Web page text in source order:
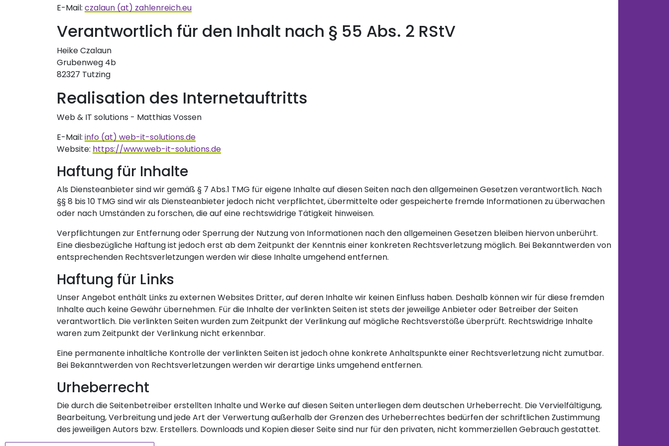
E-Mail: czalaun (at) zahlenreich.eu
Verantwortlich für den Inhalt nach § 55 Abs. 2 RStV
Heike Czalaun
Grubenweg 4b
82327 Tutzing
Realisation des Internetauftritts
Web & IT solutions - Matthias Vossen
E-Mail: info (at) web-it-solutions.de
Website: https://www.web-it-solutions.de
Haftung für Inhalte
Als Diensteanbieter sind wir gemäß § 7 Abs.1 TMG für eigene Inhalte auf diesen Seiten nach den allgemeinen Gesetzen verantwortlich. Nach
§§ 8 bis 10 TMG sind wir als Diensteanbieter jedoch nicht verpflichtet, übermittelte oder gespeicherte fremde Informationen zu überwachen
oder nach Umständen zu forschen, die auf eine rechtswidrige Tätigkeit hinweisen.
Verpflichtungen zur Entfernung oder Sperrung der Nutzung von Informationen nach den allgemeinen Gesetzen bleiben hiervon unberührt.
Eine diesbezügliche Haftung ist jedoch erst ab dem Zeitpunkt der Kenntnis einer konkreten Rechtsverletzung möglich. Bei Bekanntwerden von
entsprechenden Rechtsverletzungen werden wir diese Inhalte umgehend entfernen.
Haftung für Links
Unser Angebot enthält Links zu externen Websites Dritter, auf deren Inhalte wir keinen Einfluss haben. Deshalb können wir für diese fremden
Inhalte auch keine Gewähr übernehmen. Für die Inhalte der verlinkten Seiten ist stets der jeweilige Anbieter oder Betreiber der Seiten
verantwortlich. Die verlinkten Seiten wurden zum Zeitpunkt der Verlinkung auf mögliche Rechtsverstöße überprüft. Rechtswidrige Inhalte
waren zum Zeitpunkt der Verlinkung nicht erkennbar.
Eine permanente inhaltliche Kontrolle der verlinkten Seiten ist jedoch ohne konkrete Anhaltspunkte einer Rechtsverletzung nicht zumutbar.
Bei Bekanntwerden von Rechtsverletzungen werden wir derartige Links umgehend entfernen.
Urheberrecht
Die durch die Seitenbetreiber erstellten Inhalte und Werke auf diesen Seiten unterliegen dem deutschen Urheberrecht. Die Vervielfältigung,
Bearbeitung, Verbreitung und jede Art der Verwertung außerhalb der Grenzen des Urheberrechtes bedürfen der schriftlichen Zustimmung
des jeweiligen Autors bzw. Erstellers. Downloads und Kopien dieser Seite sind nur für den privaten, nicht kommerziellen Gebrauch gestattet.